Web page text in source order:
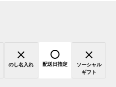
のし名入れ 配送日指定
ソーシャル
ギフト